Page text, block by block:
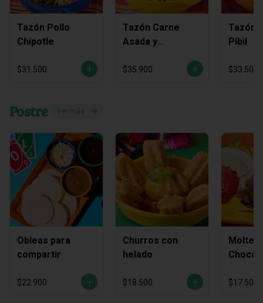
Tazón Pollo
Chipotle
$31.500
Tazón Carne
Asada y
$35.900
Tazón
Pibil
$33.500
Postre Ver más
Obleas para
compartir
$22.900
Churros con
helado
$18.500
Molten
$17.500